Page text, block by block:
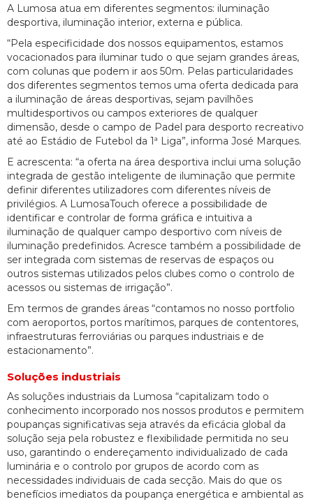
A Lumosa atua em diferentes segmentos: iluminação
desportiva, iluminação interior, externa e pública.
“Pela especificidade dos nossos equipamentos, estamos
vocacionados para iluminar tudo o que sejam grandes áreas,
com colunas que podem ir aos 50m. Pelas particularidades
dos diferentes segmentos temos uma oferta dedicada para
a iluminação de áreas desportivas, sejam pavilhões
multidesportivos ou campos exteriores de qualquer
dimensão, desde o campo de Padel para desporto recreativo
até ao Estádio de Futebol da 1ª Liga”, informa José Marques.
E acrescenta: “a oferta na área desportiva inclui uma solução
integrada de gestão inteligente de iluminação que permite
definir diferentes utilizadores com diferentes níveis de
privilégios. A LumosaTouch oferece a possibilidade de
identificar e controlar de forma gráfica e intuitiva a
iluminação de qualquer campo desportivo com níveis de
iluminação predefinidos. Acresce também a possibilidade de
ser integrada com sistemas de reservas de espaços ou
outros sistemas utilizados pelos clubes como o controlo de
acessos ou sistemas de irrigação”.
Em termos de grandes áreas “contamos no nosso portfolio
com aeroportos, portos marítimos, parques de contentores,
infraestruturas ferroviárias ou parques industriais e de
estacionamento”.
Soluções industriais
As soluções industriais da Lumosa “capitalizam todo o
conhecimento incorporado nos nossos produtos e permitem
poupanças significativas seja através da eficácia global da
solução seja pela robustez e flexibilidade permitida no seu
uso, garantindo o endereçamento individualizado de cada
luminária e o controlo por grupos de acordo com as
necessidades individuais de cada secção. Mais do que os
benefícios imediatos da poupança energética e ambiental as